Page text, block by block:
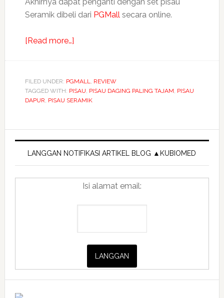
Akhirnya dapat penganti dengan set pisau
Seramik dibeli dari PGMallsecara online.
[Read more…]about
seramik
untuk
memotong
menari
balet
di
FILED UNDER: PGMALL, REVIEW
TAGGED WITH: PISAU, PISAU DAGING PALING TAJAM, PISAU
DAPUR, PISAU SERAMIK
Primary
Sidebar
LANGGAN NOTIFIKASI ARTIKEL BLOG ▲KUBIOMED
Isi alamat email: